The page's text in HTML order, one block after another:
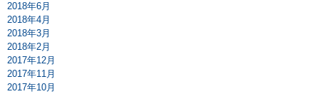
2018年6月
2018年4月
2018年3月
2018年2月
2017年12月
2017年11月
2017年10月